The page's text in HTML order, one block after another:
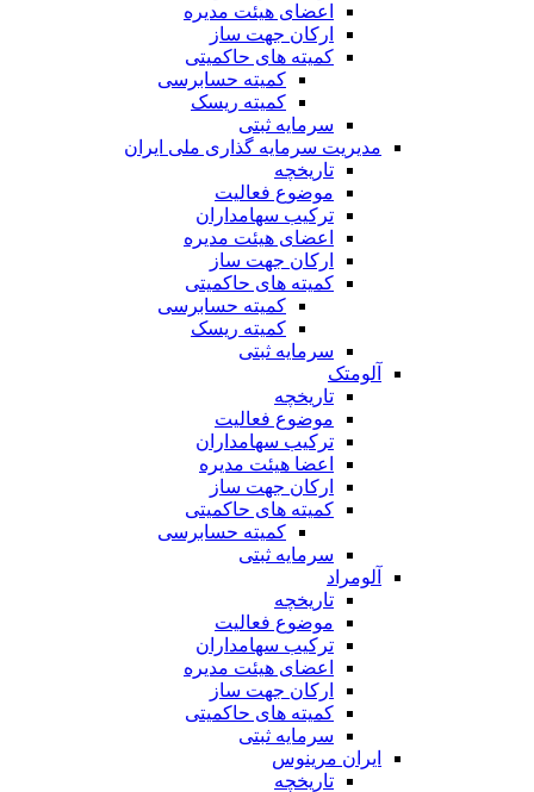
اعضای هیئت مدیره
ارکان جهت ساز
کمیته های حاکمیتی
کمیته حسابرسی
کمیته ریسک
سرمایه ثبتی
مدیریت سرمایه گذاری ملی ایران
تاریخچه
موضوع فعالیت
ترکیب سهامداران
اعضای هیئت مدیره
ارکان جهت ساز
کمیته های حاکمیتی
کمیته حسابرسی
کمیته ریسک
سرمایه ثبتی
آلومتک
تاریخچه
موضوع فعالیت
ترکیب سهامداران
اعضا هیئت مدیره
ارکان جهت ساز
کمیته های حاکمیتی
کمیته حسابرسی
سرمایه ثبتی
آلومراد
تاریخچه
موضوع فعالیت
ترکیب سهامداران
اعضای هیئت مدیره
ارکان جهت ساز
کمیته های حاکمیتی
سرمایه ثبتی
ایران مرینوس
تاریخچه